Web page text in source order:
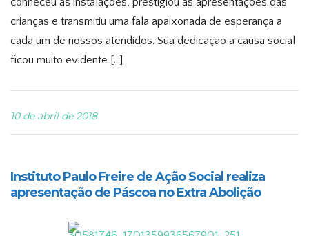
crianças e transmitiu uma fala apaixonada de esperança a
cada um de nossos atendidos. Sua dedicação a causa social
ficou muito evidente […]
10 de abril de 2018
Instituto Paulo Freire de Ação Social realiza
apresentação de Páscoa no Extra Abolição